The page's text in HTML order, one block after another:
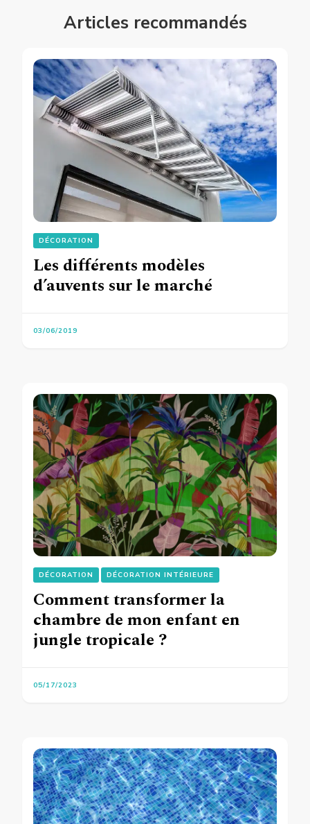
Articles recommandés
DÉCORATION
Les différents modèles
d’auvents sur le marché
03/06/2019
DÉCORATION DÉCORATION INTÉRIEURE
Comment transformer la
chambre de mon enfant en
jungle tropicale ?
05/17/2023